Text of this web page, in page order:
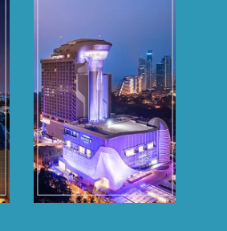
Point
Space Pattaya